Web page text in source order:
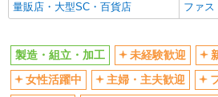
量販店・大型SC・百貨店 ファス
製造・組立・加工 未経験歓迎
女性活躍中
主婦・主夫歓迎